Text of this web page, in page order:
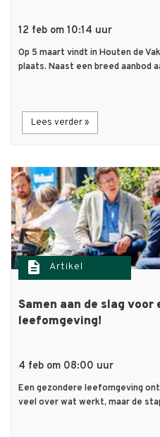
12 feb om 10:14 uur
Op 5 maart vindt in Houten de
plaats. Naast een breed aanbod
Lees verder »
description Artikel
Samen aan de slag voor
leefomgeving!
4 feb om 08:00 uur
Een gezondere leefomgeving
veel over wat werkt, maar de